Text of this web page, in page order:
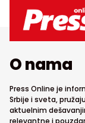
O nama
Press Online je
Srbije i sveta,
aktuelnim